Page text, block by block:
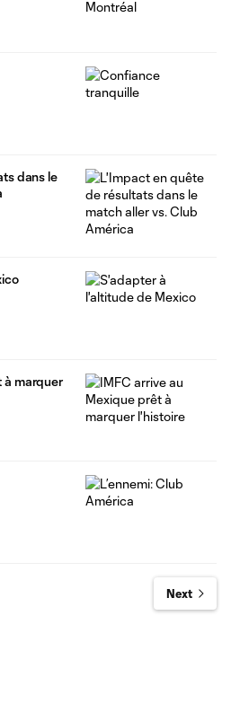
dans le
à marquer
Next